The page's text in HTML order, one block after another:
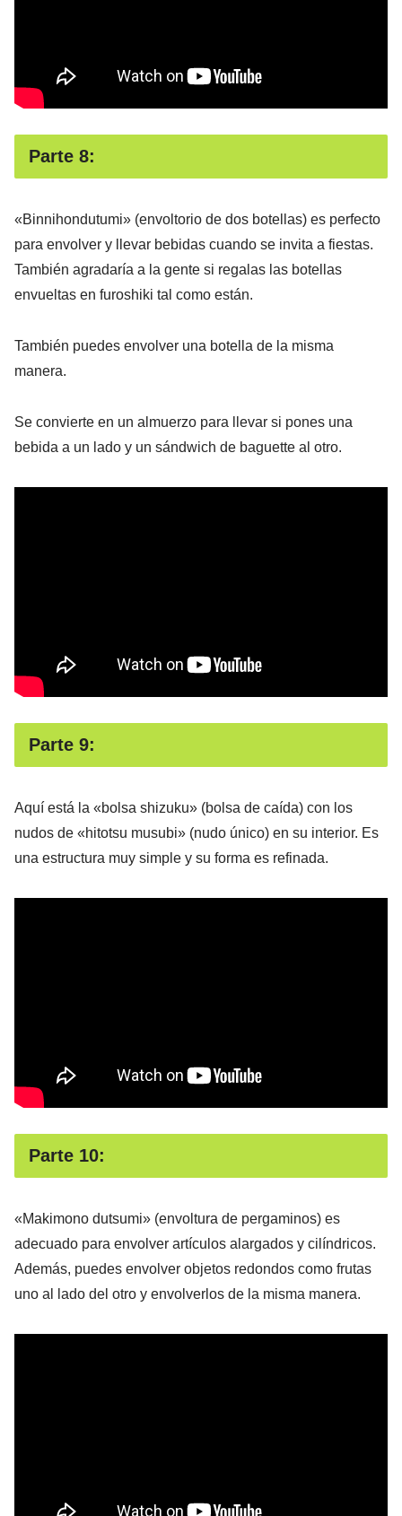
Parte 8:
«Binnihondutumi» (envoltorio de dos botellas) es perfecto
para envolver y llevar bebidas cuando se invita a fiestas.
También agradaría a la gente si regalas las botellas
envueltas en furoshiki tal como están.
También puedes envolver una botella de la misma
manera.
Se convierte en un almuerzo para llevar si pones una
bebida a un lado y un sándwich de baguette al otro.
Parte 9:
Aquí está la «bolsa shizuku» (bolsa de caída) con los
nudos de «hitotsu musubi» (nudo único) en su interior. Es
una estructura muy simple y su forma es refinada.
Parte 10:
«Makimono dutsumi» (envoltura de pergaminos) es
adecuado para envolver artículos alargados y cilíndricos.
Además, puedes envolver objetos redondos como frutas
uno al lado del otro y envolverlos de la misma manera.